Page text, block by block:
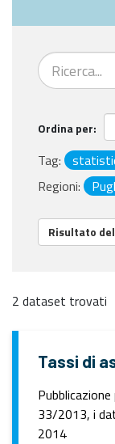
Ordina per
Tag:
Regioni:
Risultato
2 dataset trovati
Tassi di
33/2013, i
2014